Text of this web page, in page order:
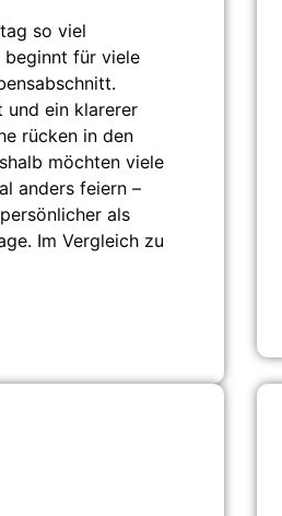
so viel
für viele
und ein klarerer
rücken in den
möchten viele
anders feiern –
als
Im Vergleich zu